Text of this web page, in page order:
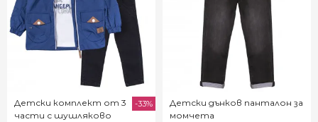
Детски комплект от 3
части с шушляково
-33%
Детски дънков панталон за
момчета